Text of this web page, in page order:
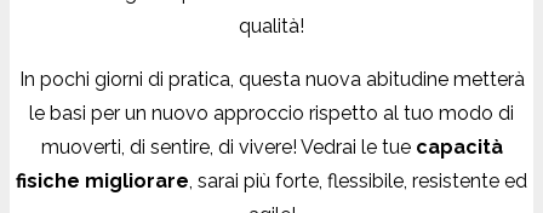
qualità!
In pochi giorni di pratica, questa nuova abitudine metterà
le basi per un nuovo approccio rispetto al tuo modo di
muoverti, di sentire, di vivere! Vedrai le tue capacità
fisiche migliorare, sarai più forte, flessibile, resistente ed